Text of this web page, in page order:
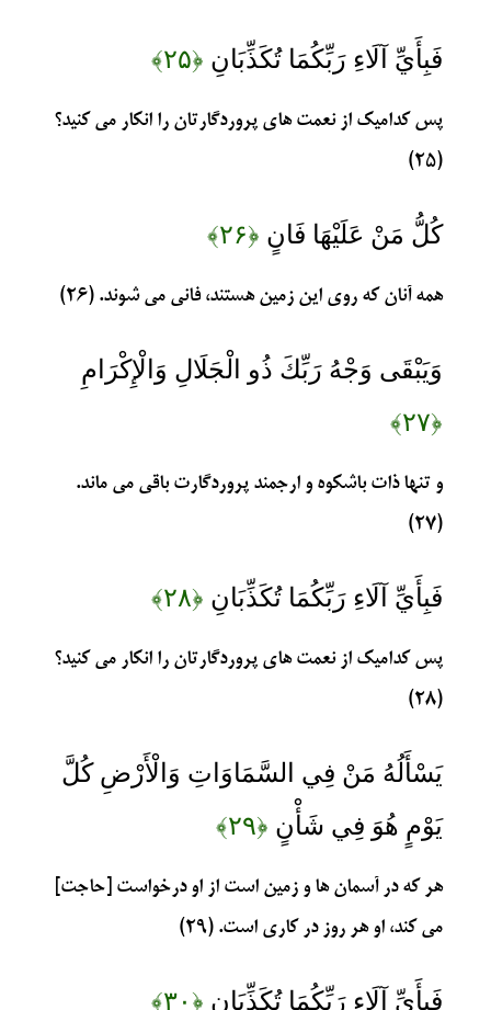
فَبِأَيِّ آلَاءِ رَبِّكُمَا تُكَذِّبَانِ ﴿۲۵﴾
پس کدامیک از نعمت های پروردگارتان را انکار می کنید؟
(۲۵)
كُلُّ مَنْ عَلَيْهَا فَانٍ ﴿۲۶﴾
همه آنان که روی این زمین هستند، فانی می شوند. (۲۶)
وَيَبْقَى وَجْهُ رَبِّكَ ذُو الْجَلَالِ وَالْإِكْرَامِ
﴿۲۷﴾
و تنها ذات باشکوه و ارجمند پروردگارت باقی می ماند.
(۲۷)
فَبِأَيِّ آلَاءِ رَبِّكُمَا تُكَذِّبَانِ ﴿۲۸﴾
پس کدامیک از نعمت های پروردگارتان را انکار می کنید؟
(۲۸)
يَسْأَلُهُ مَنْ فِي السَّمَاوَاتِ وَالْأَرْضِ كُلَّ
يَوْمٍ هُوَ فِي شَأْنٍ ﴿۲۹﴾
هر که در آسمان ها و زمین است از او درخواست [حاجت]
می کند، او هر روز در کاری است. (۲۹)
فَبِأَيِّ آلَاءِ رَبِّكُمَا تُكَذِّبَانِ ﴿۳۰﴾